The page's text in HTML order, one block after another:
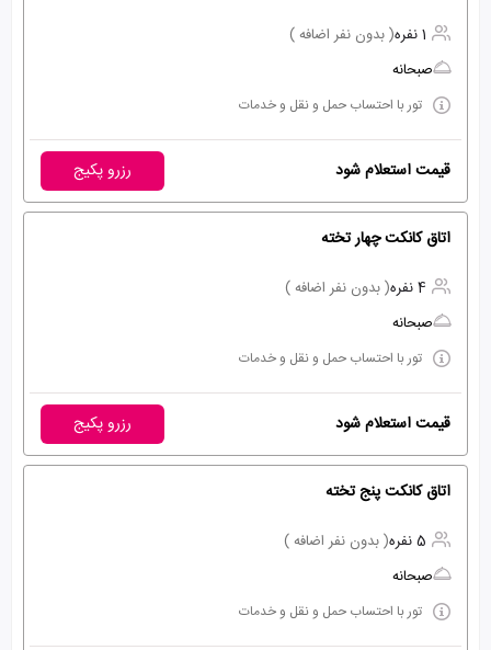
1 نفره
( بدون نفر اضافه )
صبحانه
تور با احتساب حمل و نقل و خدمات
قیمت استعلام شود رزرو پکیج
اتاق کانکت چهار تخته
4 نفره
( بدون نفر اضافه )
صبحانه
تور با احتساب حمل و نقل و خدمات
قیمت استعلام شود رزرو پکیج
اتاق کانکت پنج تخته
5 نفره
( بدون نفر اضافه )
صبحانه
تور با احتساب حمل و نقل و خدمات